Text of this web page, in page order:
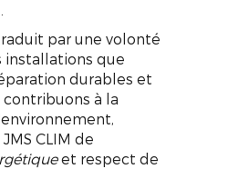
par une volonté
que
durables et
à la
CLIM de
et respect de